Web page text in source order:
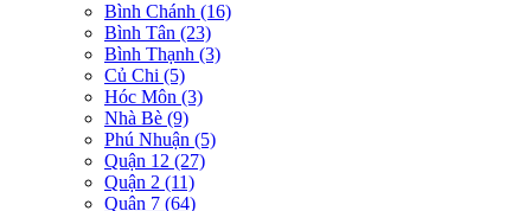
Bình Chánh (16)
Bình Tân (23)
Bình Thạnh (3)
Củ Chi (5)
Hóc Môn (3)
Nhà Bè (9)
Phú Nhuận (5)
Quận 12 (27)
Quận 2 (11)
Quận 7 (64)